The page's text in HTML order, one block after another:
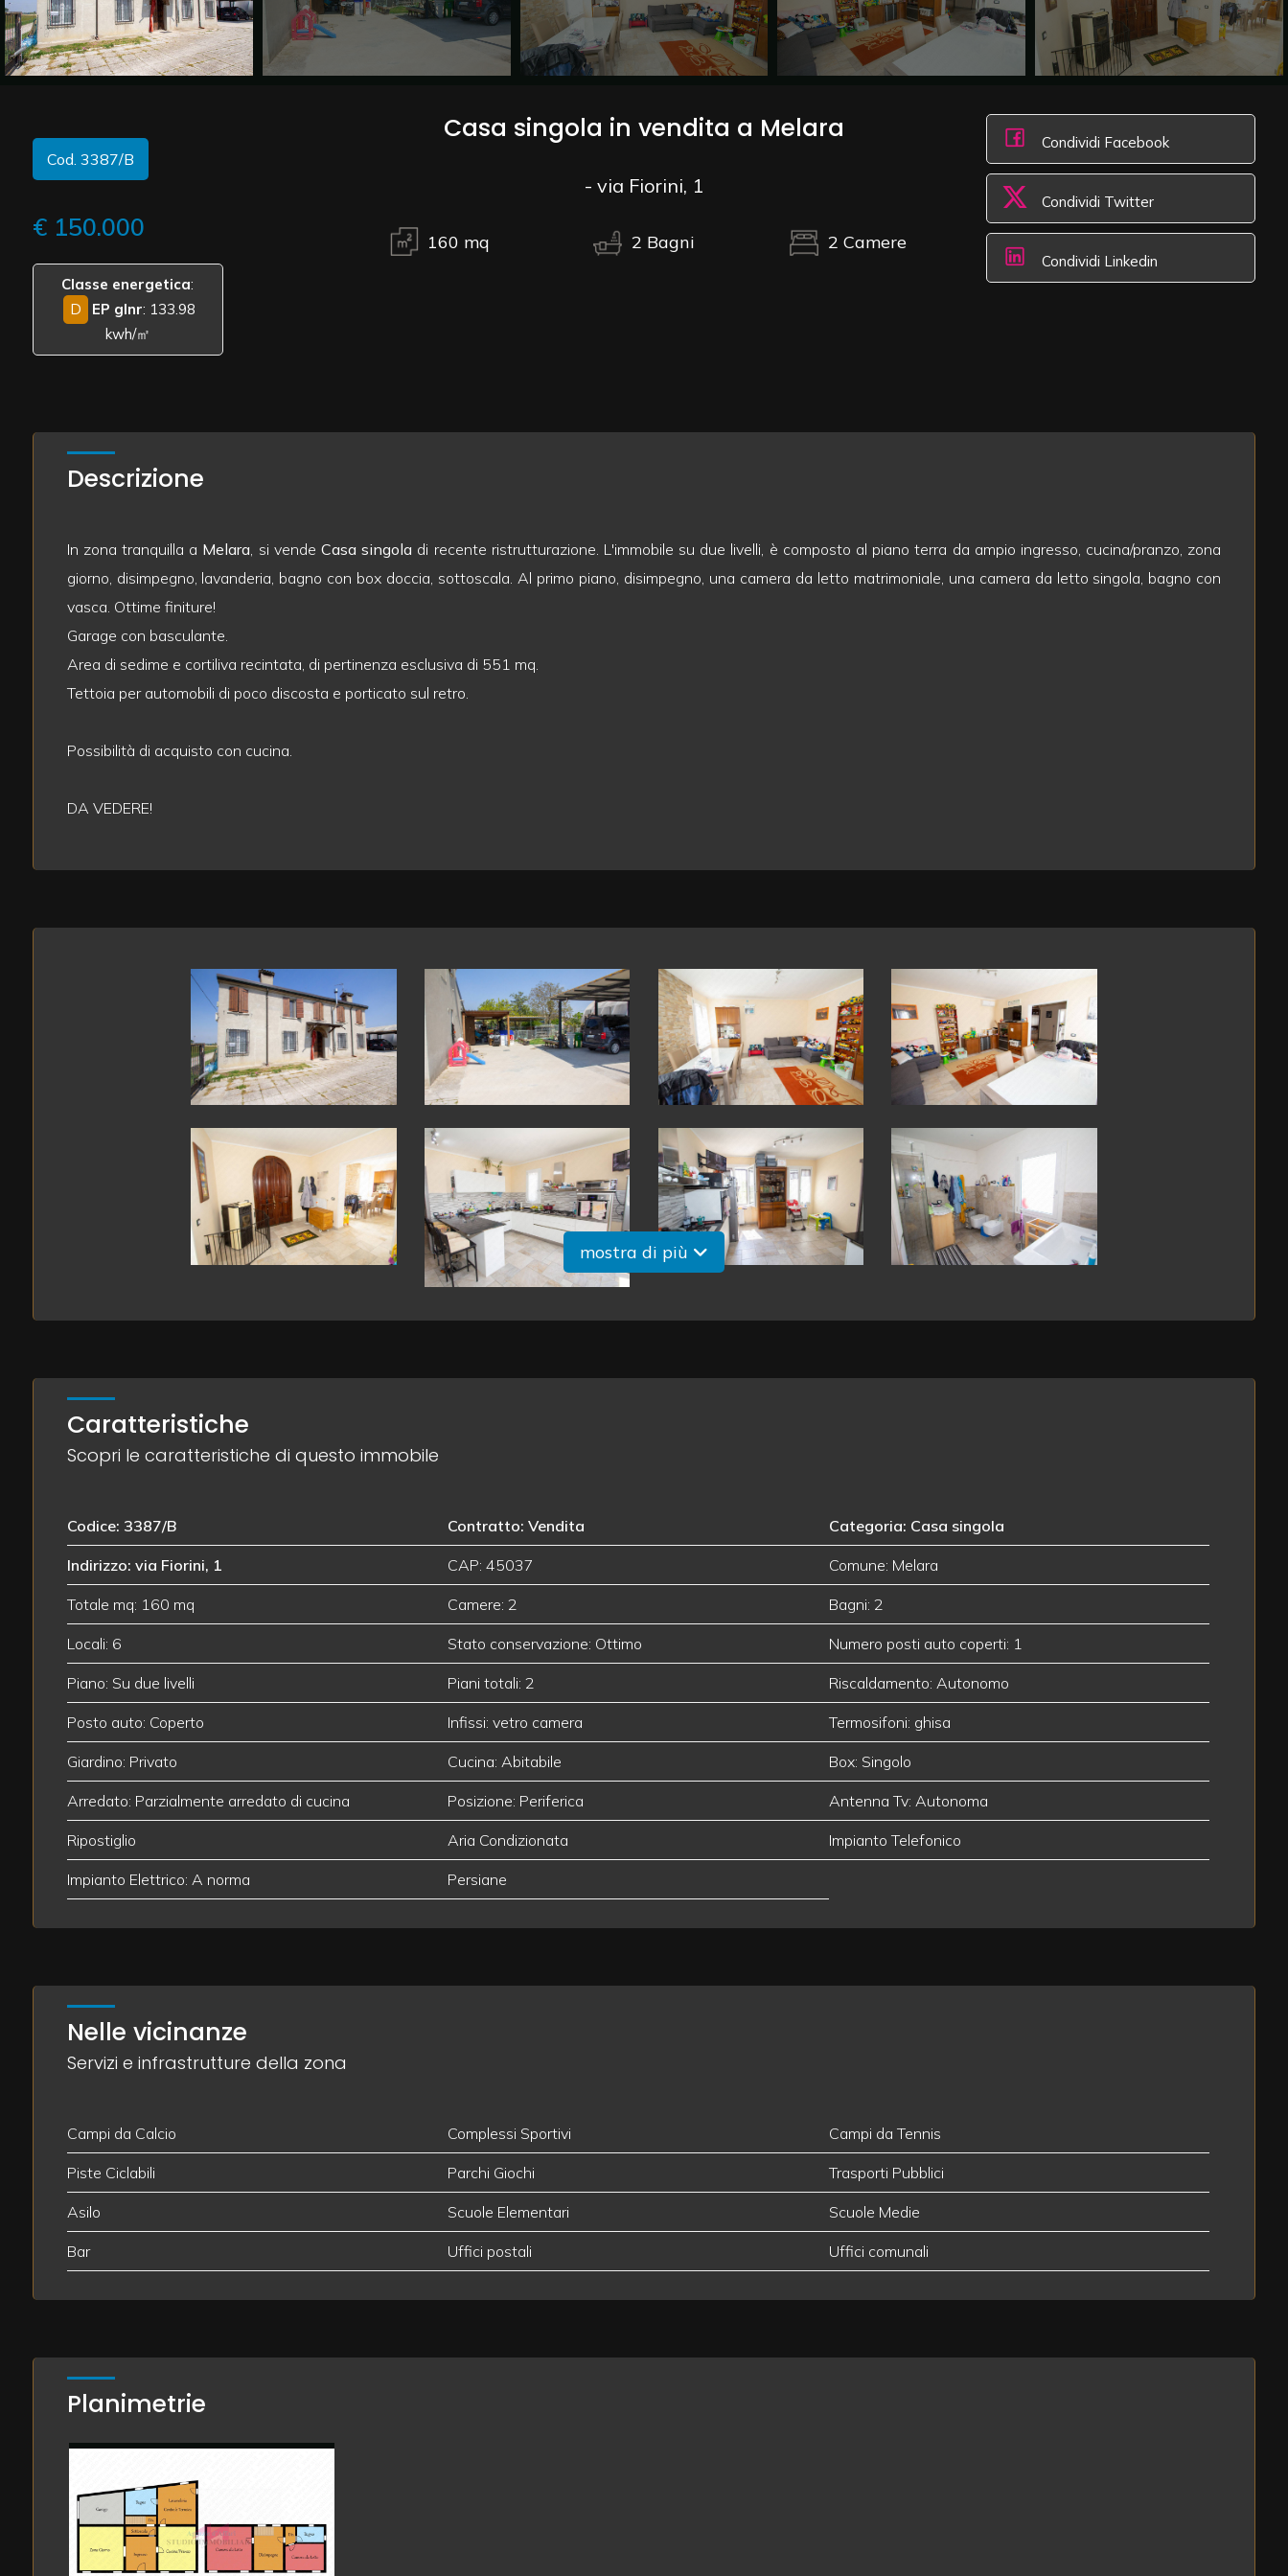
Vedi più foto
Cod. 3387/B
€ 150.000
Classe energetica:
D
EP glnr: 133.98
kwh/㎡
Casa singola in vendita a Melara
- via Fiorini, 1
160 mq 2 Bagni 2 Camere
Condividi Facebook
Condividi Twitter
Condividi Linkedin
Descrizione
In zona tranquilla a Melara, si vende Casa singola di recente ristrutturazione. L'immobile su due livelli, è composto al piano terra da ampio ingresso, cucina/pranzo, zona
giorno, disimpegno, lavanderia, bagno con box doccia, sottoscala. Al primo piano, disimpegno, una camera da letto matrimoniale, una camera da letto singola, bagno con
vasca. Ottime finiture!
Garage con basculante.
Area di sedime e cortiliva recintata, di pertinenza esclusiva di 551 mq.
Tettoia per automobili di poco discosta e porticato sul retro.
Possibilità di acquisto con cucina.
DA VEDERE!
mostra di più
Caratteristiche
Scopri le caratteristiche di questo immobile
Codice: 3387/B Contratto: Vendita Categoria: Casa singola
Indirizzo: via Fiorini, 1 CAP: 45037 Comune: Melara
Totale mq: 160 mq Camere: 2 Bagni: 2
Locali: 6 Stato conservazione: Ottimo Numero posti auto coperti: 1
Piano: Su due livelli Piani totali: 2 Riscaldamento: Autonomo
Posto auto: Coperto Infissi: vetro camera Termosifoni: ghisa
Giardino: Privato Cucina: Abitabile Box: Singolo
Arredato: Parzialmente arredato di cucina Posizione: Periferica Antenna Tv: Autonoma
Ripostiglio Aria Condizionata Impianto Telefonico
Impianto Elettrico: A norma Persiane
Nelle vicinanze
Servizi e infrastrutture della zona
Campi da Calcio Complessi Sportivi Campi da Tennis
Piste Ciclabili Parchi Giochi Trasporti Pubblici
Asilo Scuole Elementari Scuole Medie
Bar Uffici postali Uffici comunali
Planimetrie
Commerciali
Terreni
Prezzo
mq
Locali
minimi
Qualsiasi
Camere
minime
5
5+
Altre
multiscelta
Giardino
Posto auto/Box
Balcone/Terrazzo
Ascensore
Arredato
Lusso